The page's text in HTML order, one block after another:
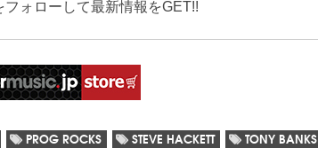
ォローして最新情報をGET!!
PROG ROCKS STEVE HACKETT TONY BANKS